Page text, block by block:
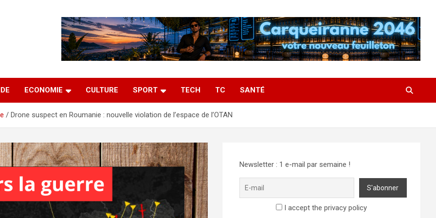
ECONOMIE CULTURE SPORT TECH TC SANTÉ
Drone suspect en Roumanie : nouvelle violation de l’espace de l’OTAN
Newsletter : 1 e-mail par semaine !
I accept the privacy policy